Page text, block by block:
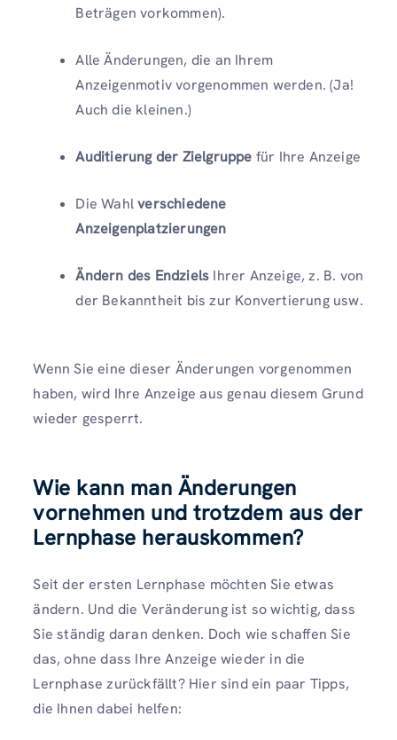
Beträgen vorkommen).
Alle Änderungen, die an Ihrem
Anzeigenmotiv vorgenommen werden. (Ja!
Auch die kleinen.)
Auditierung der Zielgruppe für Ihre Anzeige
Die Wahlverschiedene
Anzeigenplatzierungen
Ändern des Endziels Ihrer Anzeige, z. B. von
der Bekanntheit bis zur Konvertierung usw.
Wenn Sie eine dieser Änderungen vorgenommen
haben, wird Ihre Anzeige aus genau diesem Grund
wieder gesperrt.
Wie kann man Änderungen
vornehmen und trotzdem aus der
Lernphase herauskommen?
Seit der ersten Lernphase möchten Sie etwas
ändern. Und die Veränderung ist so wichtig, dass
Sie ständig daran denken. Doch wie schaffen Sie
das, ohne dass Ihre Anzeige wieder in die
Lernphase zurückfällt? Hier sind ein paar Tipps,
die Ihnen dabei helfen: